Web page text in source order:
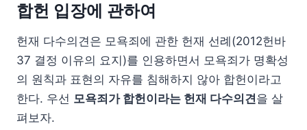
합헌 입장에 관하여
헌재 다수의견은 모욕죄에 관한 헌재 선례(2012헌바
37 결정 이유의 요지)를 인용하면서 모욕죄가 명확성
의 원칙과 표현의 자유를 침해하지 않아 합헌이라고
한다. 우선 모욕죄가 합헌이라는 헌재 다수의견을 살
펴보자.